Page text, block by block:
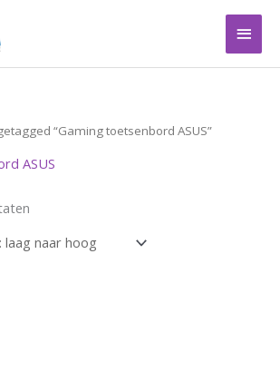
“Gaming toetsenbord ASUS”
ASUS
Gesorteerd
op
laag